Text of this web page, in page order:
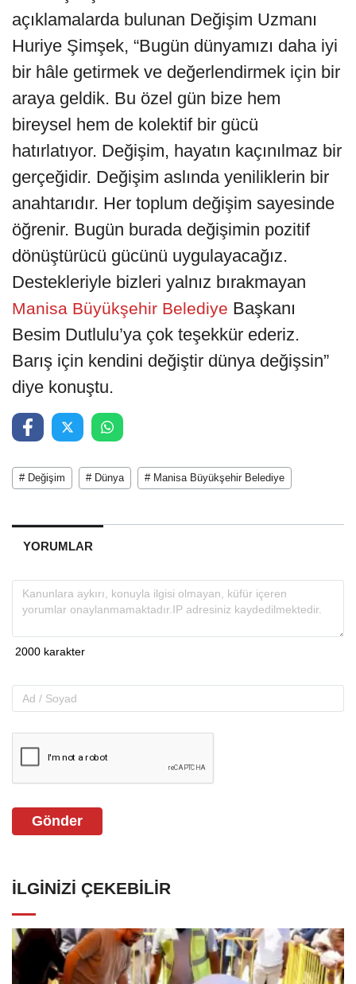
açıklamalarda bulunan Değişim Uzmanı
Huriye Şimşek, “Bugün dünyamızı daha iyi
bir hâle getirmek ve değerlendirmek için bir
araya geldik. Bu özel gün bize hem
bireysel hem de kolektif bir gücü
hatırlatıyor. Değişim, hayatın kaçınılmaz bir
gerçeğidir. Değişim aslında yeniliklerin bir
anahtarıdır. Her toplum değişim sayesinde
öğrenir. Bugün burada değişimin pozitif
dönüştürücü gücünü uygulayacağız.
Destekleriyle bizleri yalnız bırakmayan
Manisa Büyükşehir Belediye Başkanı
Besim Dutlulu’ya çok teşekkür ederiz.
Barış için kendini değiştir dünya değişsin”
diye konuştu.
# Değişim # Dünya # Manisa Büyükşehir Belediye
YORUMLAR
Gönder
İLGINIZI ÇEKEBILIR